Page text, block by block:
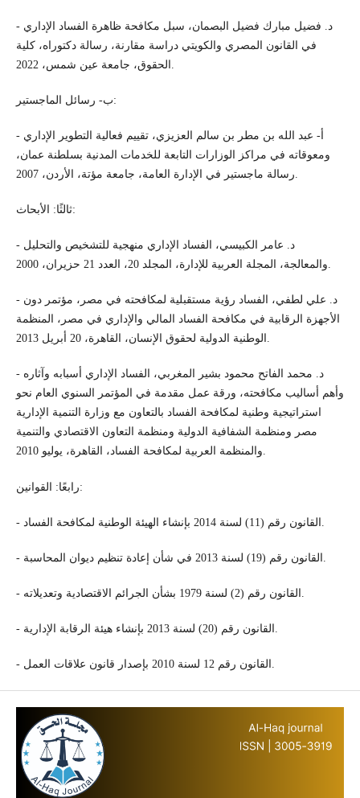
- د. فضيل مبارك فضيل البصمان، سبل مكافحة ظاهرة الفساد الإداري
في القانون المصري والكويتي دراسة مقارنة، رسالة دكتوراه، كلية
الحقوق، جامعة عين شمس، 2022.
ب- رسائل الماجستير:
- أ- عبد الله بن مطر بن سالم العزيزي، تقييم فعالية التطوير الإداري
ومعوقاته في مراكز الوزارات التابعة للخدمات المدنية بسلطنة عمان،
رسالة ماجستير في الإدارة العامة، جامعة مؤتة، الأردن، 2007.
ثالثًا: الأبحاث:
- د. عامر الكبيسي، الفساد الإداري منهجية للتشخيص والتحليل
والمعالجة، المجلة العربية للإدارة، المجلد 20، العدد 21 حزيران، 2000.
- د. علي لطفي، الفساد رؤية مستقبلية لمكافحته في مصر، مؤتمر دون
الأجهزة الرقابية في مكافحة الفساد المالي والإداري في مصر، المنظمة
الوطنية الدولية لحقوق الإنسان، القاهرة، 20 أبريل 2013.
- د. محمد الفاتح محمود بشير المغربي، الفساد الإداري أسبابه وآثاره
وأهم أساليب مكافحته، ورقة عمل مقدمة في المؤتمر السنوي العام نحو
استراتيجية وطنية لمكافحة الفساد بالتعاون مع وزارة التنمية الإدارية
مصر ومنظمة الشفافية الدولية ومنظمة التعاون الاقتصادي والتنمية
والمنظمة العربية لمكافحة الفساد، القاهرة، يوليو 2010.
رابعًا: القوانين: